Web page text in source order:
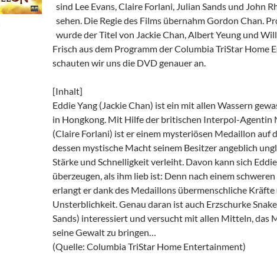
sind Lee Evans, Claire Forlani, Julian Sands und John
sehen. Die Regie des Films übernahm Gordon Chan.
wurde der Titel von Jackie Chan, Albert Yeung und
Frisch aus dem Programm der Columbia TriStar Home
schauten wir uns die DVD genauer an.
[Inhalt]
Eddie Yang (Jackie Chan) ist ein mit allen Wassern
in Hongkong. Mit Hilfe der britischen Interpol-Agentin
(Claire Forlani) ist er einem mysteriösen Medaillon auf
dessen mystische Macht seinem Besitzer angeblich
Stärke und Schnelligkeit verleiht. Davon kann sich
überzeugen, als ihm lieb ist: Denn nach einem
erlangt er dank des Medaillons übermenschliche Kräfte
Unsterblichkeit. Genau daran ist auch Erzschurke
Sands) interessiert und versucht mit allen Mitteln, das
seine Gewalt zu bringen…
(Quelle: Columbia TriStar Home Entertainment)